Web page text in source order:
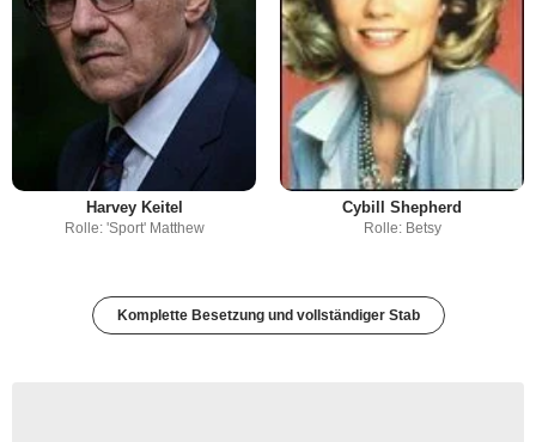
Harvey Keitel
Rolle: 'Sport' Matthew
Cybill Shepherd
Rolle: Betsy
Komplette Besetzung und vollständiger Stab